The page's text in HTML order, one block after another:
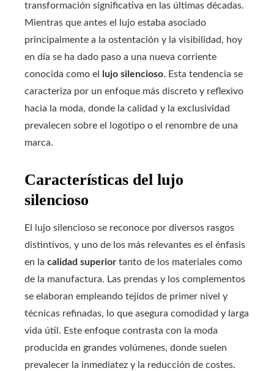
transformación significativa en las últimas décadas.
Mientras que antes el lujo estaba asociado
principalmente a la ostentación y la visibilidad, hoy
en día se ha dado paso a una nueva corriente
conocida como el
lujo silencioso. Esta tendencia se
caracteriza por un enfoque más discreto y reflexivo
hacia la moda, donde la calidad y la exclusividad
prevalecen sobre el logotipo o el renombre de una
marca.
Características del lujo
silencioso
El lujo silencioso se reconoce por diversos rasgos
distintivos, y uno de los más relevantes es el énfasis
en la calidad superior tanto de los materiales como
de la manufactura. Las prendas y los complementos
se elaboran empleando tejidos de primer nivel y
técnicas refinadas, lo que asegura comodidad y larga
vida útil. Este enfoque contrasta con la moda
producida en grandes volúmenes, donde suelen
prevalecer la inmediatez y la reducción de costes.